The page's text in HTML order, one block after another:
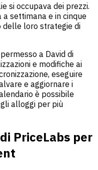
si occupava dei prezzi.
settimana e in cinque
delle loro strategie di
a David di
e modifiche ai
eseguire
e aggiornare i
è possibile
alloggi per più
PriceLabs per